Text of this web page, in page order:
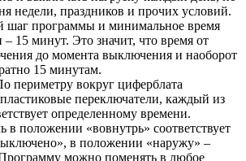
недели, праздников и прочих условий.
программы и минимальное время
15 минут. Это значит, что время от
до момента выключения и наоборот
15 минутам.
периметру вокруг циферблата
переключатели, каждый из
определенному времени.
в положении «вовнутрь» соответствует
в положении «наружу» –
можно поменять в любое